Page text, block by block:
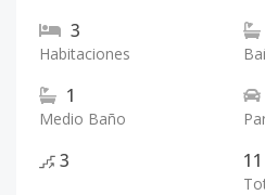
3
Habitaciones
1
Medio Baño
3 11